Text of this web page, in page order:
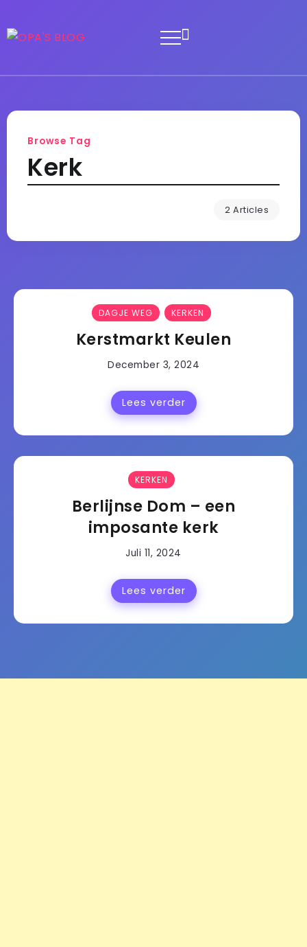
Browse Tag
Kerk
2 Articles
DAGJE WEG KERKEN
Kerstmarkt Keulen
December 3, 2024
Lees verder
KERKEN
Berlijnse Dom – een
imposante kerk
Juli 11, 2024
Lees verder